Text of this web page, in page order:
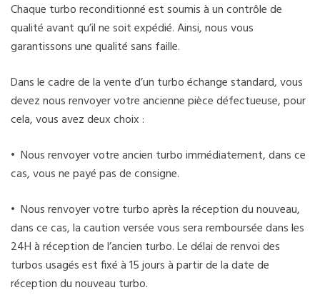
Chaque turbo reconditionné est soumis à un contrôle de
qualité avant qu’il ne soit expédié. Ainsi, nous vous
garantissons une qualité sans faille.
Dans le cadre de la vente d’un turbo échange standard, vous
devez nous renvoyer votre ancienne pièce défectueuse, pour
cela, vous avez deux choix :
• Nous renvoyer votre ancien turbo immédiatement, dans ce
cas, vous ne payé pas de consigne.
• Nous renvoyer votre turbo après la réception du nouveau,
dans ce cas, la caution versée vous sera remboursée dans les
24H à réception de l’ancien turbo. Le délai de renvoi des
turbos usagés est fixé à 15 jours à partir de la date de
réception du nouveau turbo.